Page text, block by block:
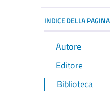
INDICE DELLA PAGINA
Autore
Editore
Biblioteca